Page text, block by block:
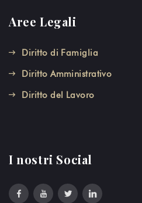
Aree Legali
Diritto di Famiglia
Diritto Amministrativo
Diritto del Lavoro
I nostri Social